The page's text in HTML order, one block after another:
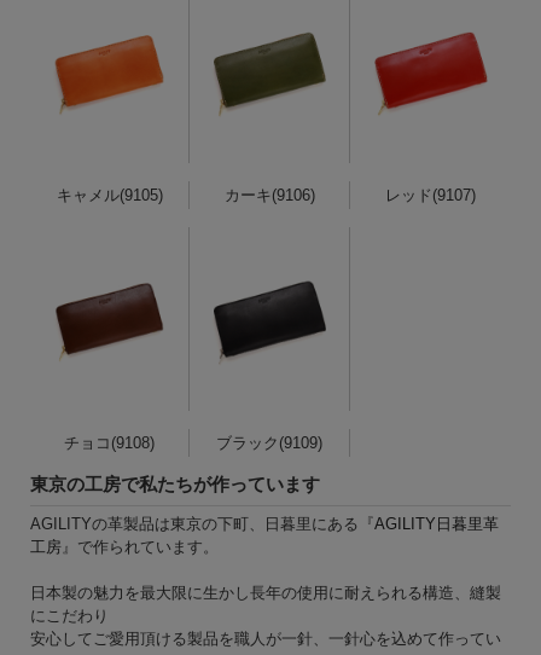
キャメル(9105) カーキ(9106) レッド(9107)
チョコ(9108) ブラック(9109)
東京の工房で私たちが作っています
AGILITYの革製品は東京の下町、日暮里にある『AGILITY日暮里革
工房 』で作られています。
日本製の魅力を最大限に生かし長年の使用に耐えられる構造、縫製
にこだわり
安心してご愛用頂ける製品を職人が一針、一針心を込めて作ってい